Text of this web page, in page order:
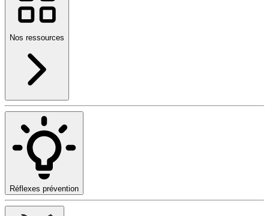
Nos ressources
Réflexes prévention